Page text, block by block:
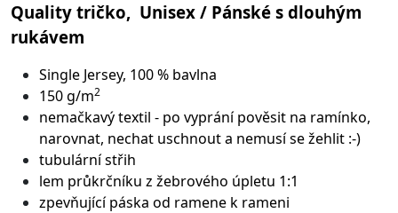
Quality tričko, Unisex / Pánské s dlouhým
rukávem
Single Jersey, 100 % bavlna
150 g/m2
nemačkavý textil - po vyprání pověsit na ramínko,
narovnat, nechat uschnout a nemusí se žehlit :-)
tubulární střih
lem průkrčníku z žebrového úpletu 1:1
zpevňující páska od ramene k rameni